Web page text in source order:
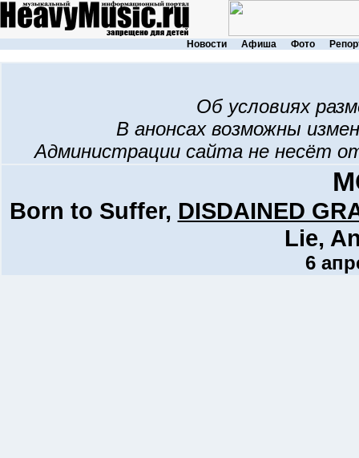
Новости Афиша Фото
Об условиях
В анонсах возможны
Администрации сайта не несёт
Born to Suffer, DISDAINED
Lie,
6